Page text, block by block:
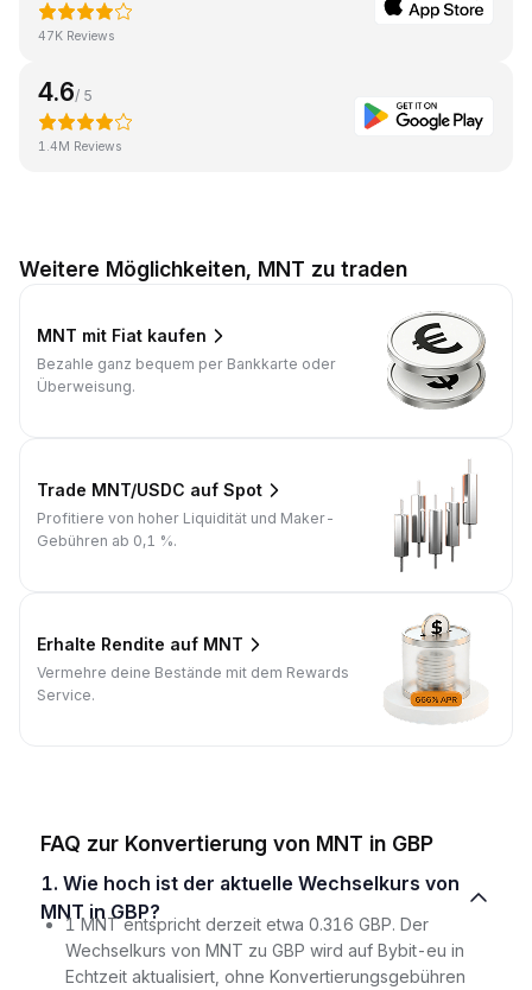
47K Reviews
4.6/ 5
1.4M Reviews
Weitere Möglichkeiten, MNT zu traden
MNT mit Fiat kaufen
Bezahle ganz bequem per Bankkarte oder
Überweisung.
Trade MNT/USDC auf Spot
Profitiere von hoher Liquidität und Maker-
Gebühren ab 0,1 %.
Erhalte Rendite auf MNT
Vermehre deine Bestände mit dem Rewards
Service.
FAQ zur Konvertierung von MNT in GBP
1. Wie hoch ist der aktuelle Wechselkurs von
MNT in GBP?
1 MNT entspricht derzeit etwa 0.316 GBP. Der
Wechselkurs von MNT zu GBP wird auf Bybit-eu in
Echtzeit aktualisiert, ohne Konvertierungsgebühren